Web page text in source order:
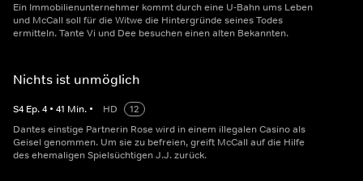
Ein Immobilienunternehmer kommt durch eine U-Bahn ums Leben
und McCall soll für die Witwe die Hintergründe seines Todes
ermitteln. Tante Vi und Dee besuchen einen alten Bekannten.
Nichts ist unmöglich
S4 Ep.4 • 41 Min. • HD
12
Dantes einstige Partnerin Rose wird in einem illegalen Casino als
Geisel genommen. Um sie zu befreien, greift McCall auf die Hilfe
des ehemaligen Spielsüchtigen J.J. zurück.